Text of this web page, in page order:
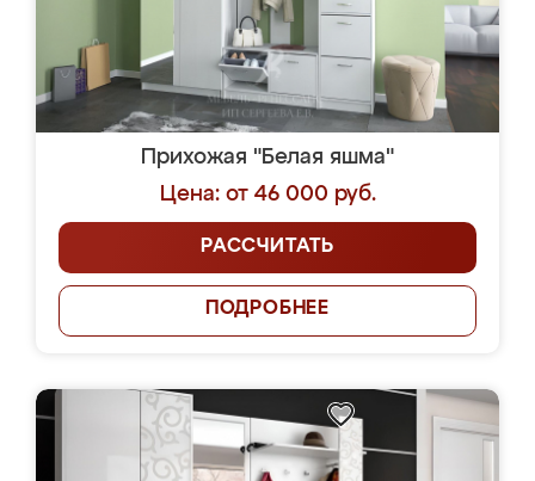
Прихожая "Белая яшма"
Цена: от 46 000 руб.
РАССЧИТАТЬ
ПОДРОБНЕЕ